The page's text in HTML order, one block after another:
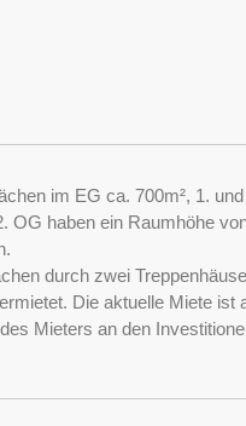
im EG ca. 700m², 1.
OG haben ein Raumhöhe
durch zwei
Die aktuelle Miete
Mieters an den